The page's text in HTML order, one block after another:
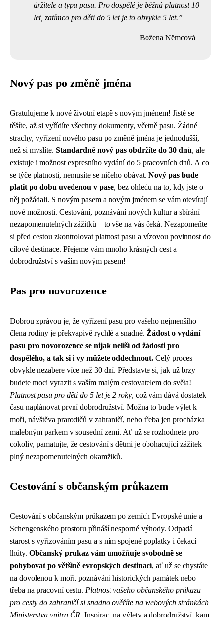
držitele a typu pasu. Pro dospělé je běžná platnost 10
let, zatímco pro děti do 5 let je to obvykle 5 let.
Božena Němcová
Nový pas po změně jména
Gratulujeme k nové životní etapě s novým jménem! Jistě se
těšíte, až si vyřídíte všechny dokumenty, včetně pasu. Žádné
strachy, vyřízení nového pasu po změně jména je jednodušší,
než si myslíte. Standardně nový pas obdržíte do 30 dnů, ale
existuje i možnost expresního vydání do 5 pracovních dnů. A co
se týče platnosti, nemusíte se ničeho obávat. Nový pas bude
platit po dobu uvedenou v pase, bez ohledu na to, kdy jste o
něj požádali. S novým pasem a novým jménem se vám otevírají
nové možnosti. Cestování, poznávání nových kultur a sbírání
nezapomenutelných zážitků – to vše na vás čeká. Nezapomeňte
si před cestou zkontrolovat platnost pasu a vízovou povinnost do
cílové destinace. Přejeme vám mnoho krásných cest a
dobrodružství s vaším novým pasem!
Pas pro novorozence
Dobrou zprávou je, že vyřízení pasu pro vašeho nejmenšího
člena rodiny je překvapivě rychlé a snadné. Žádost o vydání
pasu pro novorozence se nijak neliší od žádosti pro
dospělého, a tak si i vy můžete oddechnout. Celý proces
obvykle nezabere více než 30 dní. Představte si, jak už brzy
budete moci vyrazit s vaším malým cestovatelem do světa!
Platnost pasu pro děti do 5 let je 2 roky, což vám dává dostatek
času naplánovat první dobrodružství. Možná to bude výlet k
moři, návštěva prarodičů v zahraničí, nebo třeba jen procházka
malebným parkem v sousední zemi. Ať už se rozhodnete pro
cokoliv, pamatujte, že cestování s dětmi je obohacující zážitek
plný nezapomenutelných okamžiků.
Cestování s občanským průkazem
Cestování s občanským průkazem po zemích Evropské unie a
Schengenského prostoru přináší nesporné výhody. Odpadá
starost s vyřizováním pasu a s ním spojené poplatky i čekací
lhůty. Občanský průkaz vám umožňuje svobodně se
pohybovat po většině evropských destinací, ať už se chystáte
na dovolenou k moři, poznávání historických památek nebo
třeba na pracovní cestu. Platnost vašeho občanského průkazu
pro cesty do zahraničí si snadno ověříte na webových stránkách
Ministerstva vnitra ČR. Inspiraci na výlety a dobrodružství, kam